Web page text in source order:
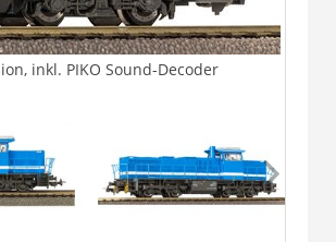
inkl. PIKO Sound-Decoder